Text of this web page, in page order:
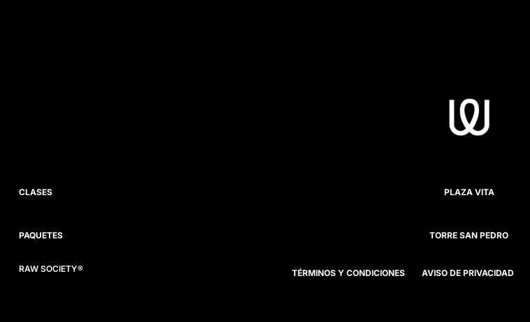
CLASES
PAQUETES
PLAZA VITA
TORRE SAN PEDRO
RAW SOCIETY® TÉRMINOS Y CONDICIONES AVISO DE PRIVACIDAD